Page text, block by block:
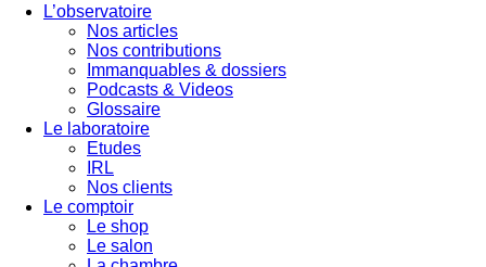
L’observatoire
Nos articles
Nos contributions
Immanquables & dossiers
Podcasts & Videos
Glossaire
Le laboratoire
Etudes
IRL
Nos clients
Le comptoir
Le shop
Le salon